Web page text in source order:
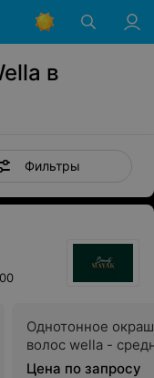
в
Фильтры
Однотонное
волос wella -
Цена по запросу